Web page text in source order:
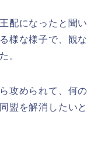
配になったと聞い
様な様子で、観な
。
攻められて、何の
盟を解消したいと